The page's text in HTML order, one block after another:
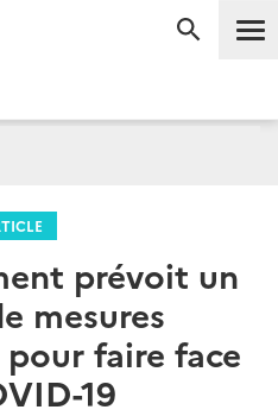
prévoit un
mesures
faire face
19